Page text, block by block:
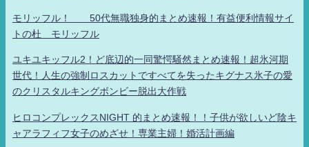
モリッフル！ 50代無職独身的まとめ速報！有益便利情報サイ
トの杜 モリッフル
ユキユキッフル2！ど底辺的一同驚愕騒然まとめ速報！超氷河期
世代！人生の強制ロスカットですべてを失ったキグナス氷子の愛
のクリスタルキングボンビー脱出大作戦
ヒロコンプレックスNIGHT 的まとめ速報！！子供が欲しいど陰キ
ャアラフィフ女子のめざせ！専業主婦！婚活計画編